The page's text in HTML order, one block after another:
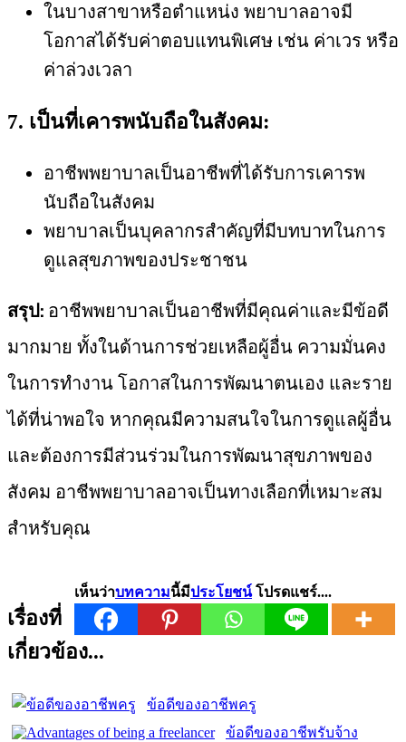
ในบางสาขาหรือตำแหน่ง พยาบาลอาจมี
โอกาสได้รับค่าตอบแทนพิเศษ เช่น ค่าเวร หรือ
ค่าล่วงเวลา
7. เป็นที่เคารพนับถือในสังคม:
อาชีพพยาบาลเป็นอาชีพที่ได้รับการเคารพ
นับถือในสังคม
พยาบาลเป็นบุคลากรสำคัญที่มีบทบาทในการ
ดูแลสุขภาพของประชาชน
สรุป:อาชีพพยาบาลเป็นอาชีพที่มีคุณค่าและมีข้อดี
มากมาย ทั้งในด้านการช่วยเหลือผู้อื่น ความมั่นคง
ในการทำงาน โอกาสในการพัฒนาตนเอง และราย
ได้ที่น่าพอใจ หากคุณมีความสนใจในการดูแลผู้อื่น
และต้องการมีส่วนร่วมในการพัฒนาสุขภาพของ
สังคม อาชีพพยาบาลอาจเป็นทางเลือกที่เหมาะสม
สำหรับคุณ
เห็นว่าบทความนี้มีประโยชน์โปรดแชร์....
เรื่องที่
เกี่ยวข้อง...
ข้อดีของอาชีพครู
ข้อดีของอาชีพรับจ้าง